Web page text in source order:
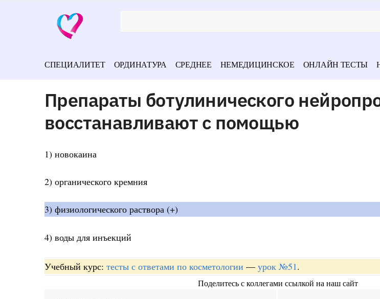
СПЕЦИАЛИТЕТ ОРДИНАТУРА СРЕДНЕЕ НЕМЕДИЦИНСКОЕ ОНЛАЙН ТЕСТЫ
Препараты ботулинического
восстанавливают с помощью
1) новокаина
2) органического кремния
3) физиологического раствора (+)
4) воды для инъекций
Учебный курс: тесты с ответами по косметологии — урок №51.
Поделитесь с коллегами ссылкой на наш сайт